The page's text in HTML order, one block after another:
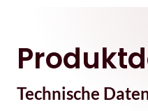
Technische